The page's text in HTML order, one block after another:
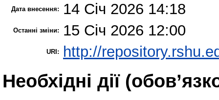
Дата внесення: 14 Січ 2026 14:18
Останні зміни: 15 Січ 2026 12:00
URI: http://
Необхідні дії